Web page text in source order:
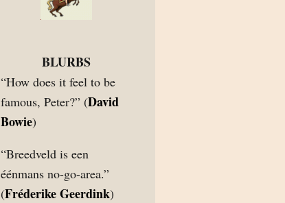
BLURBS
“How does it feel to be
famous, Peter?” (David
Bowie)
“Breedveld is een
éénmans no-go-area.”
(Fréderike Geerdink)